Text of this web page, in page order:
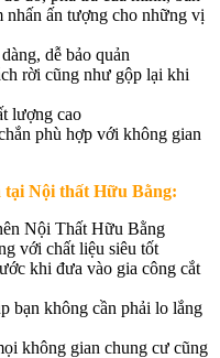
nhấn ấn tượng cho những vị
dễ bảo quản
rời cũng như gộp lại khi
lượng cao
phù hợp với không gian
tại Nội thất Hữu Bằng:
Nội Thất Hữu Bằng
với chất liệu siêu tốt
khi đưa vào gia công cắt
bạn không cần phải lo lắng
không gian chung cư cũng